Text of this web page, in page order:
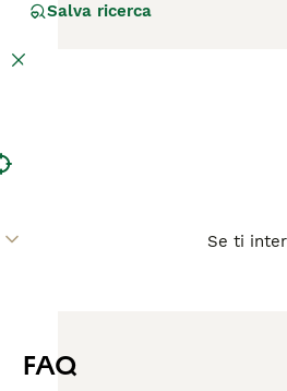
quindi di pastore belga
amichevole.
Salva ricerca
Se ti
FAQ